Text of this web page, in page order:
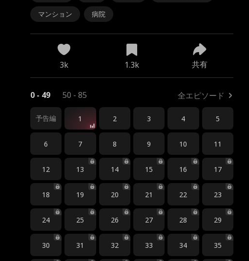
マンション 病院
3k 1.3k 共有
0 - 49 50 - 85 全エピソード
予告編 1 2 3 4 5
6 7 8 9 10 11
12 13 14 15 16 17
18 19 20 21 22 23
24 25 26 27 28 29
30 31 32 33 34 35